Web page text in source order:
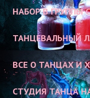
НАБОР В ГРУППЫ
ТАНЦЕВАЛЬНЫЙ
ВСЕ О ТАНЦАХ И
СТУДИЯ ТАНЦА